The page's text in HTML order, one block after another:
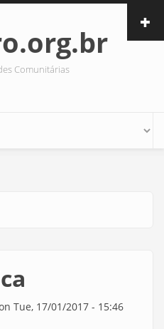
Comunitárias
Tue, 17/01/2017 - 15:46